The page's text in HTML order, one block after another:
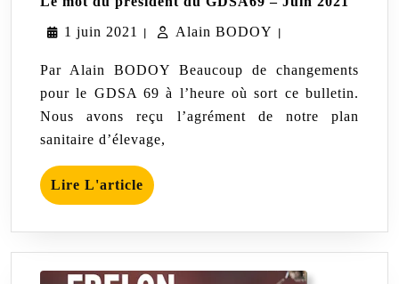
du
–
Juin
1 juin 2021 1
2021
| Alain BODOY Alain
|
Par Alain BODOY Beaucoup de changements
pour le GDSA 69 à l’heure où sort ce bulletin.
Nous avons reçu l’agrément de notre plan
sanitaire d’élevage,
Lire L'article Lire
L'article